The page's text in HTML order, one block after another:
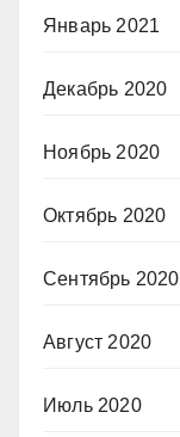
Январь 2021
Декабрь 2020
Ноябрь 2020
Октябрь 2020
Сентябрь 2020
Август 2020
Июль 2020